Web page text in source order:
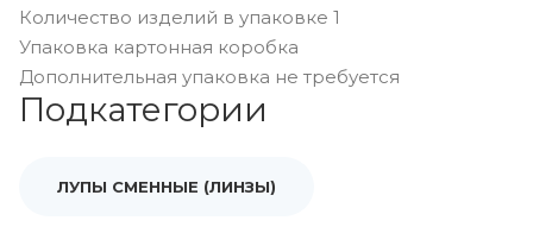
Количество изделий в упаковке 1
Упаковка картонная коробка
Дополнительная упаковка не требуется
Подкатегории
ЛУПЫ СМЕННЫЕ (ЛИНЗЫ)